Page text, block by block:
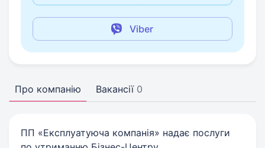
Viber
Про компанію Вакансії 0
ПП «Експлуатуюча компанія» надає послуги